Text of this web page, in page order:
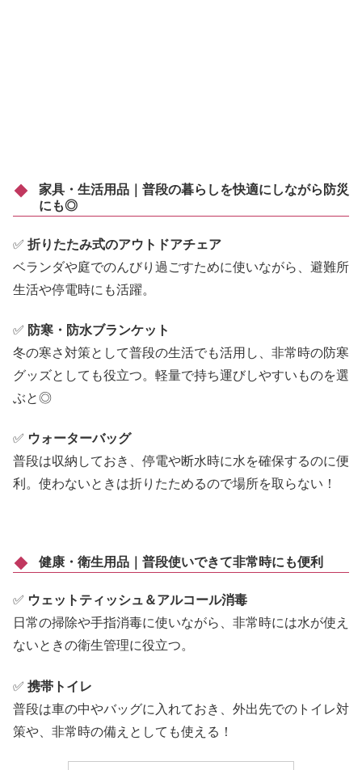
家具・生活用品｜普段の暮らしを快適にしながら防災
にも◎
✅ 折りたたみ式のアウトドアチェア
ベランダや庭でのんびり過ごすために使いながら、避難所
生活や停電時にも活躍。
✅ 防寒・防水ブランケット
冬の寒さ対策として普段の生活でも活用し、非常時の防寒
グッズとしても役立つ。軽量で持ち運びしやすいものを選
ぶと◎
✅ ウォーターバッグ
普段は収納しておき、停電や断水時に水を確保するのに便
利。使わないときは折りたためるので場所を取らない！
健康・衛生用品｜普段使いできて非常時にも便利
✅ ウェットティッシュ＆アルコール消毒
日常の掃除や手指消毒に使いながら、非常時には水が使え
ないときの衛生管理に役立つ。
✅ 携帯トイレ
普段は車の中やバッグに入れておき、外出先でのトイレ対
策や、非常時の備えとしても使える！